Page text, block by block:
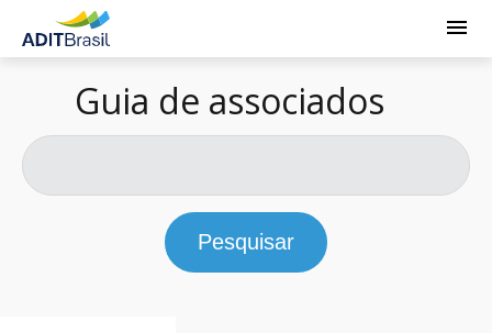
Guia de associados
Pesquisar